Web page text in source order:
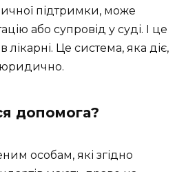
підтримки, може
або супровід у суді. І це
лікарні. Це система, яка діє,
юридично.
допомога?
особам, які згідно